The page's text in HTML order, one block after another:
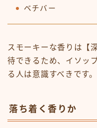
ベチバー
スモーキーな香りは【
待できるため、イソッ
る人は意識すべきです。
落ち着く香りか